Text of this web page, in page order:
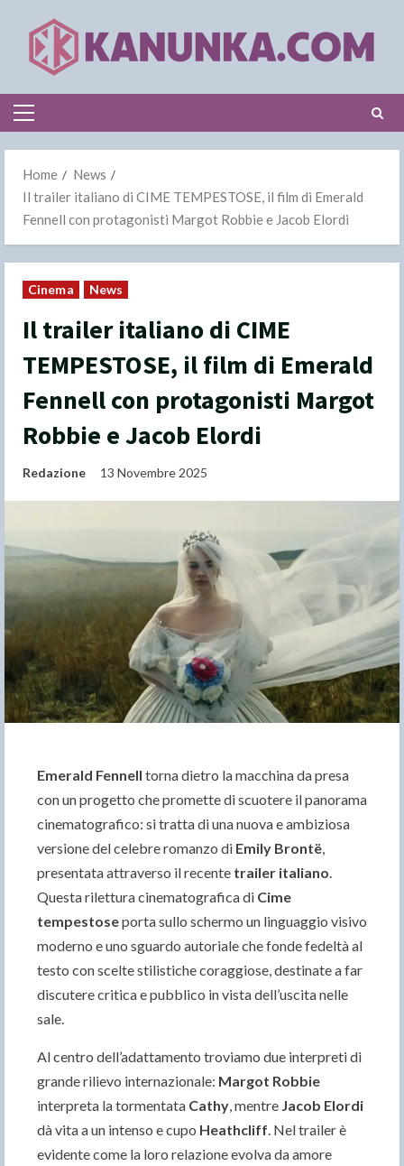
content
Primary
Home
News
Il trailer italiano di CIME TEMPESTOSE, il film di Emerald
Fennell con protagonisti Margot Robbie e Jacob Elordi
Cinema News
Il trailer italiano di CIME
TEMPESTOSE, il film di Emerald
Fennell con protagonisti Margot
Robbie e Jacob Elordi
Redazione 13 Novembre 2025
Emerald Fennell torna dietro la macchina da presa
con un progetto che promette di scuotere il panorama
cinematografico: si tratta di una nuova e ambiziosa
versione del celebre romanzo di Emily Brontë,
presentata attraverso il recente trailer italiano.
Questa rilettura cinematografica di Cime
tempestoseporta sullo schermo un linguaggio visivo
moderno e uno sguardo autoriale che fonde fedeltà al
testo con scelte stilistiche coraggiose, destinate a far
discutere critica e pubblico in vista dell’uscita nelle
sale.
Al centro dell’adattamento troviamo due interpreti di
grande rilievo internazionale: Margot Robbie
interpreta la tormentata Cathy, mentre Jacob Elordi
dà vita a un intenso e cupo Heathcliff. Nel trailer è
evidente come la loro relazione evolva da amore